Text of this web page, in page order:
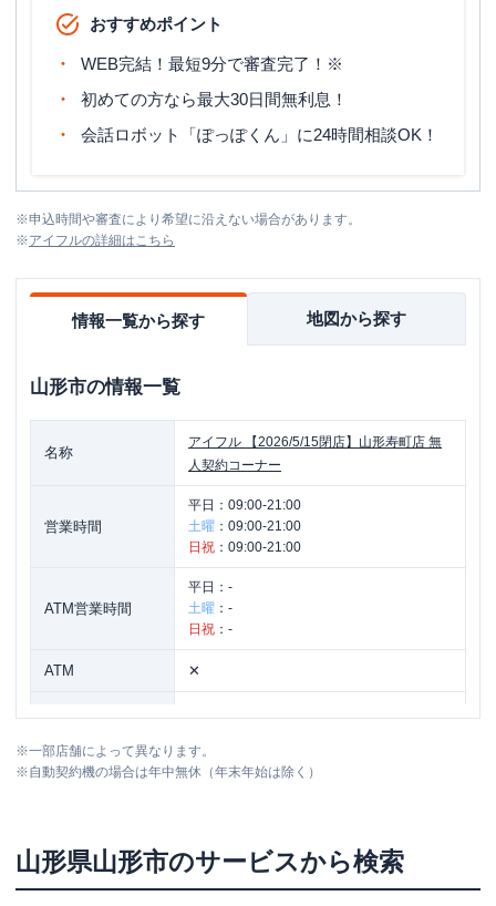
おすすめポイント
WEB完結！最短9分で審査完了！※
初めての方なら最大30日間無利息！
会話ロボット「ぽっぽくん」に24時間相談OK！
※申込時間や審査により希望に沿えない場合があります。
※アイフルの詳細はこちら
情報一覧から探す 地図から探す
山形市の情報一覧
名称
アイフル
【2026/5/15閉店】山形寿町店 無
人契約コーナー
営業時間
平日： 09:00-21:00
土曜 ： 09:00-21:00
日祝 ： 09:00-21:00
ATM営業時間
平日： -
土曜 ： -
日祝 ： -
ATM ✕
住所 山形県山形市鉄砲町２－２０－２５
※一部店舗によって異なります。
※自動契約機の場合は年中無休（年末年始は除く）
山形県山形市のサービスから検索